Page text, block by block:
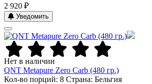
2 920 ₽
Уведомить
Нет в наличии
QNT Metapure Zero Carb (480 гр.)
Кол-во порций: 8 Страна: Бельгия